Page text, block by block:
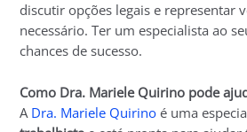
discutir opções legais e representar
necessário. Ter um especialista ao
chances de sucesso.
Como Dra. Mariele Quirino pode
A Dra. Mariele Quirino é uma